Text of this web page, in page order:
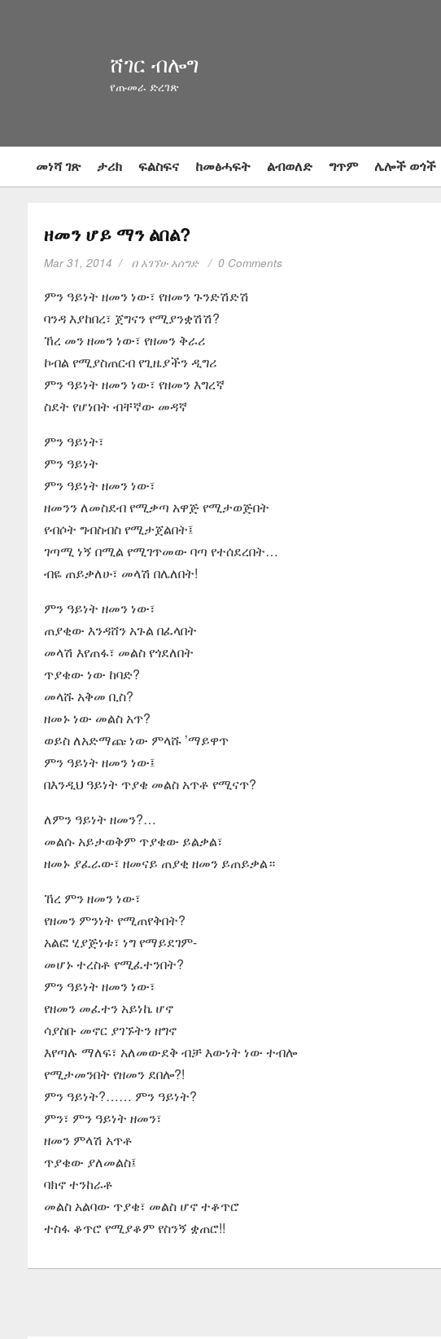
ሸገር ብሎግ
የጡመራ ድረገጽ
መነሻ ገጽ ታሪክ ፍልስፍና ከመፅሓፍት ልብወለድ ግጥም ሌሎች ወጎች
ዘመን ሆይ ማን ልበል?
Mar 31, 2014 በ አገኘሁ አሰግድ 0 Comments
ምን ዓይነት ዘመን ነው፣ የዘመን ጉንድሽድሽ
ባንዳ እያከበረ፣ ጀግናን የሚያንቋሽሽ?
ኸረ መን ዘመን ነው፣ የዘመን ቅራሪ
ኮብል የሚያስጠርብ የጊዜያችን ዲግሪ
ምን ዓይነት ዘመን ነው፣ የዘመን እግረኛ
ስደት የሆነበት ብቸኛው መዳኛ
ምን ዓይነት፣
ምን ዓይነት
ምን ዓይነት ዘመን ነው፣
ዘመንን ለመስደብ የሚቃጣ አዋጅ የሚታወጅበት
የብሶት ግብስብስ የሚታጀልበት፤
ገጣሚ ነኝ በሚል የሚገጥመው ባጣ የተሰደረበት…
ብዬ ጠይቃለሁ፣ መላሽ በሌለበት!
ምን ዓይነት ዘመን ነው፣
ጠያቂው እንዳሸን አጉል በፈላበት
መላሽ እየጠፋ፣ መልስ የጎደለበት
ጥያቄው ነው ከባድ?
መላሹ አቅመ ቢስ?
ዘመኑ ነው መልስ አጥ?
ወይስ ለአድማጩ ነው ምላሹ ’ማይዋጥ
ምን ዓይነት ዘመን ነው፤
በእንዲህ ዓይነት ጥያቄ መልስ አጥቶ የሚናጥ?
ለምን ዓይነት ዘመን?…
መልሱ አይታወቅም ጥያቄው ይልቃል፣
ዘመኑ ያፈራው፣ ዘመናይ ጠያቂ ዘመን ይጠይቃል።
ኸረ ምን ዘመን ነው፣
የዘመን ምንነት የሚጠየቅበት?
አልፎ ሂያጅነቱ፣ ነግ የማይደገም-
መሆኑ ተረስቶ የሚፈተንበት?
ምን ዓይነት ዘመን ነው፣
የዘመን መፈተን አይነኬ ሆኖ
ሳያስቡ መኖር ያገኙትን ዘግኖ
እየጣሉ ማለፍ፣ አለመውደቅ ብቻ እውነት ነው ተብሎ
የሚታመንበት የዘመን ደበሎ?!
ምን ዓይነት?…… ምን ዓይነት?
ምን፣ ምን ዓይነት ዘመን፣
ዘመን ምላሽ አጥቶ
ጥያቄው ያለመልስ፤
ባክኖ ተንከራቶ
መልስ አልባው ጥያቄ፣ መልስ ሆኖ ተቆጥሮ
ተስፋ ቆጥሮ የሚያቆም የስንኝ ቋጠሮ!!